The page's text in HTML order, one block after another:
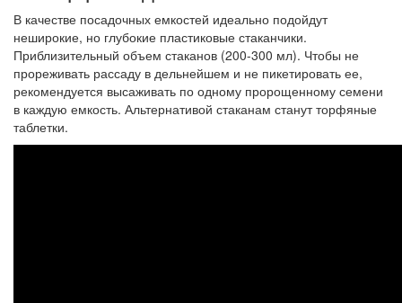
В качестве посадочных емкостей идеально подойдут
неширокие, но глубокие пластиковые стаканчики.
Приблизительный объем стаканов (200-300 мл). Чтобы не
прореживать рассаду в дельнейшем и не пикетировать ее,
рекомендуется высаживать по одному пророщенному семени
в каждую емкость. Альтернативой стаканам станут торфяные
таблетки.